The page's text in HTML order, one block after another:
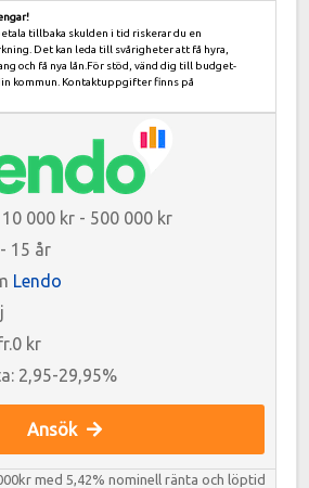
tillbaka skulden i tid riskerar du en
Det kan leda till svårigheter att få hyra,
och få nya lån.För stöd, vänd dig till budget-
kommun. Kontaktuppgifter finns på
000 kr - 500 000 kr
15 år
Lendo
kr
2,95-29,95%
Ansök
med 5,42% nominell ränta och löptid